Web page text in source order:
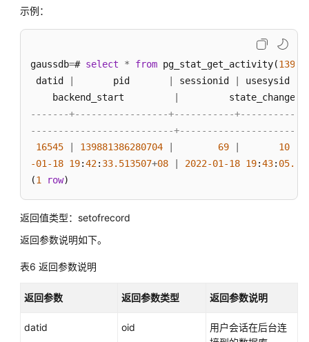
修
函
数
XML
类
XMLTYPE
型
示例：
gaussdb=# select * from pg_stat_get_activity(
datid
       pid
sessionid usesysid
    backend_start
-------+-----------------+-----------+----------
--------------------------
16545
139881386280704 69 10
-01 -18 19:42: 33.513507+08 2022-01 -18 19:43:
(1 row)
返回值类型：setofrecord
返回参数说明如下。
表6 返回参数说明
返回参数 返回参数类型 返回参数说明
datid oid
用户会话在后台连